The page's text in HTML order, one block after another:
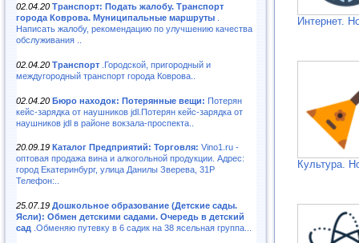
02.04.20 Транспорт: Подать жалобу. Транспорт
города Коврова. Муниципальные маршруты
Написать жалобу, рекомендацию по улучшению качества
обслуживания ..
02.04.20 Транспорт .Городской, пригородный и
междугородный транспорт города Коврова..
02.04.20 Бюро находок: Потерянные вещи: Потерян
кейс-зарядка от наушников jdl.Потерян кейс-зарядка от
наушников jdl в районе вокзала-проспекта..
20.09.19 Каталог Предприятий: Торговля: Vino1.ru -
оптовая продажа вина и алкогольной продукции. Адрес:
город Екатеринбург, улица Данилы Зверева, 31Р
Телефон:..
25.07.19 Дошкольное образование (Детские сады.
Ясли): Обмен детскими садами. Очередь в детский
сад .Обменяю путевку в 6 садик на 38 ясельная группа...
Интернет.
Культура.